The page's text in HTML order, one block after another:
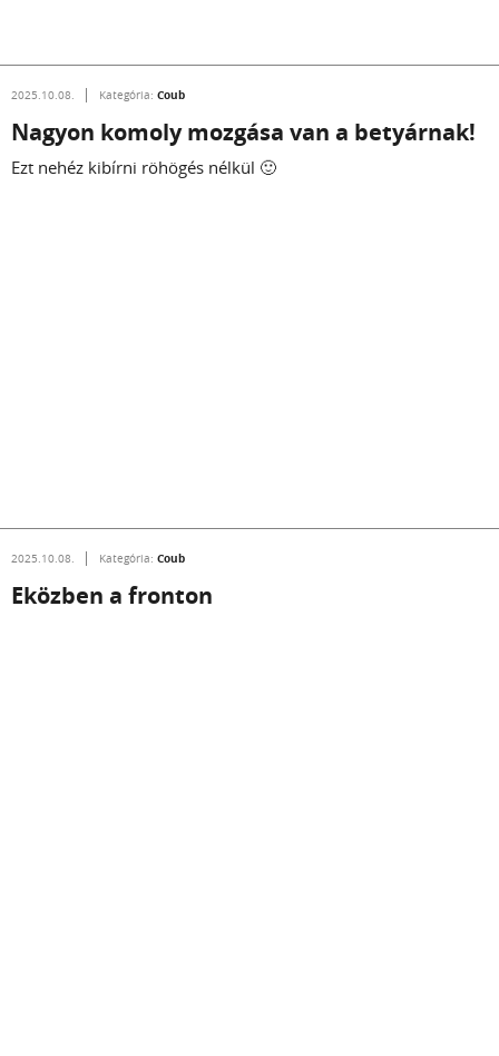
2025.10.08. Kategória: Coub
Nagyon komoly mozgása van a betyárnak!
Ezt nehéz kibírni röhögés nélkül 🙂
2025.10.08. Kategória: Coub
Eközben a fronton